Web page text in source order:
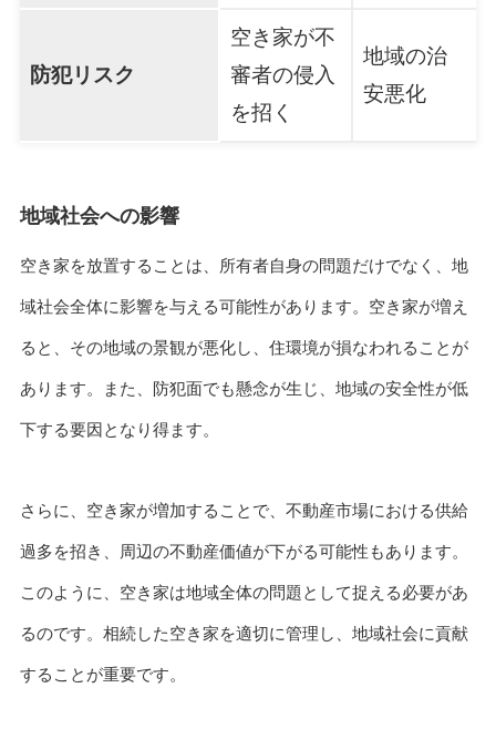
防犯リスク
空き家が不
審者の侵入
を招く
地域の治
安悪化
地域社会への影響
空き家を放置することは、所有者自身の問題だけでなく、地
域社会全体に影響を与える可能性があります。空き家が増え
ると、その地域の景観が悪化し、住環境が損なわれることが
あります。また、防犯面でも懸念が生じ、地域の安全性が低
下する要因となり得ます。
さらに、空き家が増加することで、不動産市場における供給
過多を招き、周辺の不動産価値が下がる可能性もあります。
このように、空き家は地域全体の問題として捉える必要があ
るのです。相続した空き家を適切に管理し、地域社会に貢献
することが重要です。